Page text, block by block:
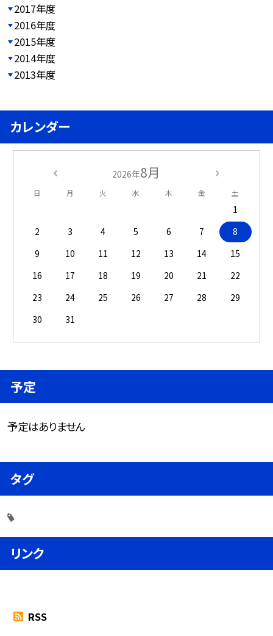
2017年度
2016年度
2015年度
2014年度
2013年度
カレンダー
2026年8月
日 月 火 水 木 金 土
1
2
3 4 5 6 7
8
9
10 11 12 13 14
15
16
17 18 19 20 21
22
23
24 25 26 27 28
29
30
31
予定
予定はありません
タグ
リンク
RSS